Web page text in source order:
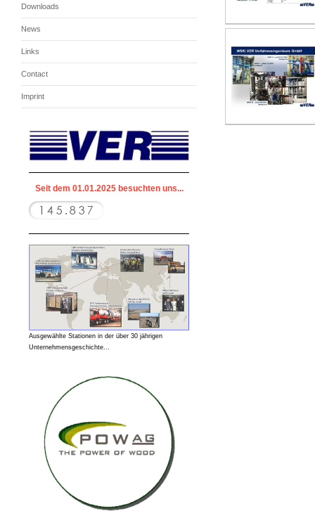
Downloads
News
Links
Contact
Imprint
Seit dem 01.01.2025 besuchten uns...
Ausgewählte Stationen in der über 30 jährigen
Unternehmensgeschichte...